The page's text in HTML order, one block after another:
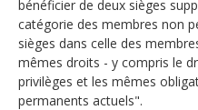
bénéficier de deux sièges
catégorie des membres non
sièges dans celle des
mêmes droits - y compris le
privilèges et les mêmes
permanents actuels".